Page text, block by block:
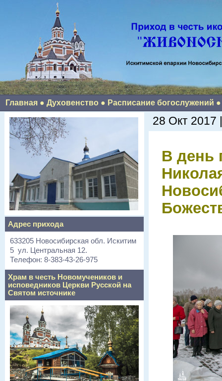
Главная ●Духовенство ● Расписание богослужений
Адрес прихода
633205 Новосибирская обл. Искитим
5 ул. Центральная 12.
Телефон: 8-383-43-26-975
Храм в честь Новомучеников и
исповедников Церкви Русской на
Святом источнике
28 Окт 2017
В день